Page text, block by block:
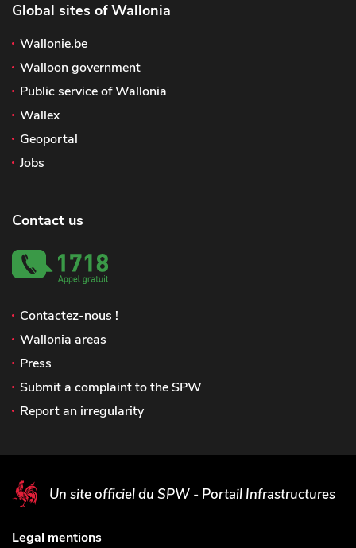
Global sites of Wallonia
Wallonie.be
Walloon government
Public service of Wallonia
Wallex
Geoportal
Jobs
Contact us
Contactez-nous !
Wallonia areas
Press
Submit a complaint to the SPW
Report an irregularity
Un site officiel du SPW - Portail Infrastructures
Legal mentions